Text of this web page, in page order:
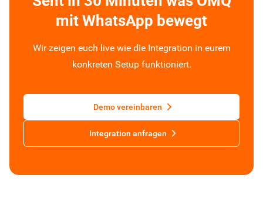
mit WhatsApp bewegt
Wir zeigen euch live wie die Integration in eurem
konkreten Setup funktioniert.
Demo vereinbaren
Integration anfragen